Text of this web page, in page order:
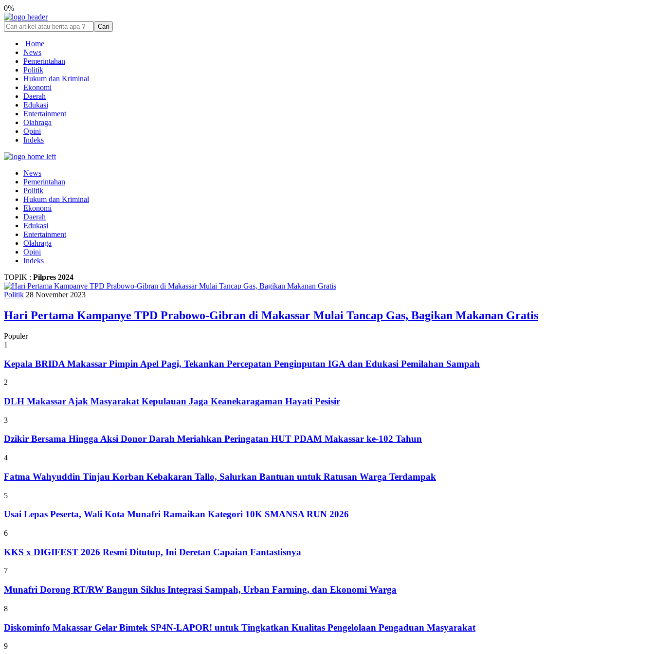
0%
Cari
Home
News
Pemerintahan
Politik
Hukum dan Kriminal
Ekonomi
Daerah
Edukasi
Entertainment
Olahraga
Opini
Indeks
News
Pemerintahan
Politik
Hukum dan Kriminal
Ekonomi
Daerah
Edukasi
Entertainment
Olahraga
Opini
Indeks
TOPIK : Pilpres 2024
Politik 28 November 2023
Hari Pertama Kampanye TPD Prabowo-Gibran di Makassar Mulai Tancap Gas, Bagikan Makanan Gratis
Populer
1
Kepala BRIDA Makassar Pimpin Apel Pagi, Tekankan Percepatan Penginputan IGA dan Edukasi Pemilahan Sampah
2
DLH Makassar Ajak Masyarakat Kepulauan Jaga Keanekaragaman Hayati Pesisir
3
Dzikir Bersama Hingga Aksi Donor Darah Meriahkan Peringatan HUT PDAM Makassar ke-102 Tahun
4
Fatma Wahyuddin Tinjau Korban Kebakaran Tallo, Salurkan Bantuan untuk Ratusan Warga Terdampak
5
Usai Lepas Peserta, Wali Kota Munafri Ramaikan Kategori 10K SMANSA RUN 2026
6
KKS x DIGIFEST 2026 Resmi Ditutup, Ini Deretan Capaian Fantastisnya
7
Munafri Dorong RT/RW Bangun Siklus Integrasi Sampah, Urban Farming, dan Ekonomi Warga
8
Diskominfo Makassar Gelar Bimtek SP4N-LAPOR! untuk Tingkatkan Kualitas Pengelolaan Pengaduan Masyarakat
9